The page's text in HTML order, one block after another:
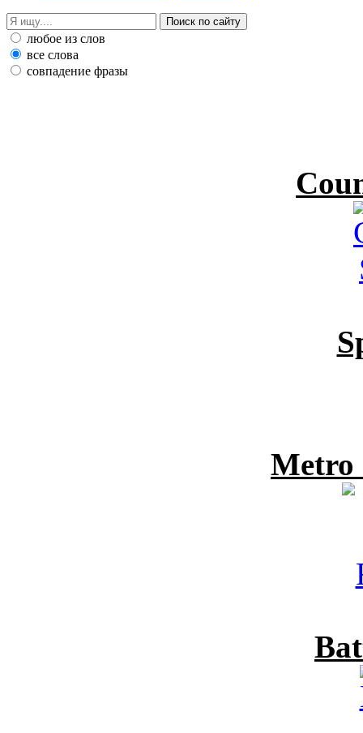
любое из слов
все слова
совпадение фразы
Metro